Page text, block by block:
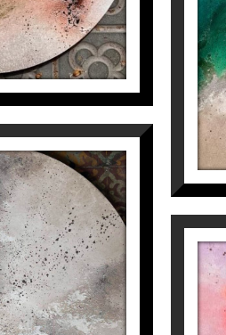
sin planificar nada, deja
busca del equilibrio y la
de un espacio, su
paz y esperanza a través
el artistaInés Vallsfortuny
SILVER
€